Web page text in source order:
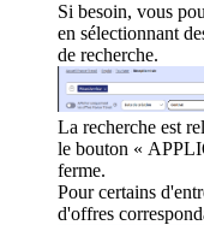
Si besoin, vous
en sélectionnant
de recherche.
La recherche est
le bouton «
ferme.
Pour certains
d'offres